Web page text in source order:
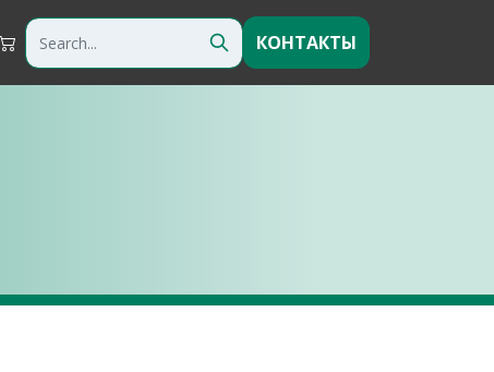
КОНТАКТЫ